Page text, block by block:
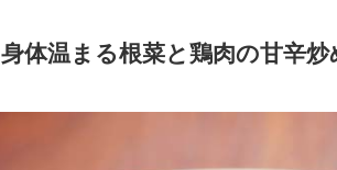
身体温まる根菜と鶏肉の甘辛炒